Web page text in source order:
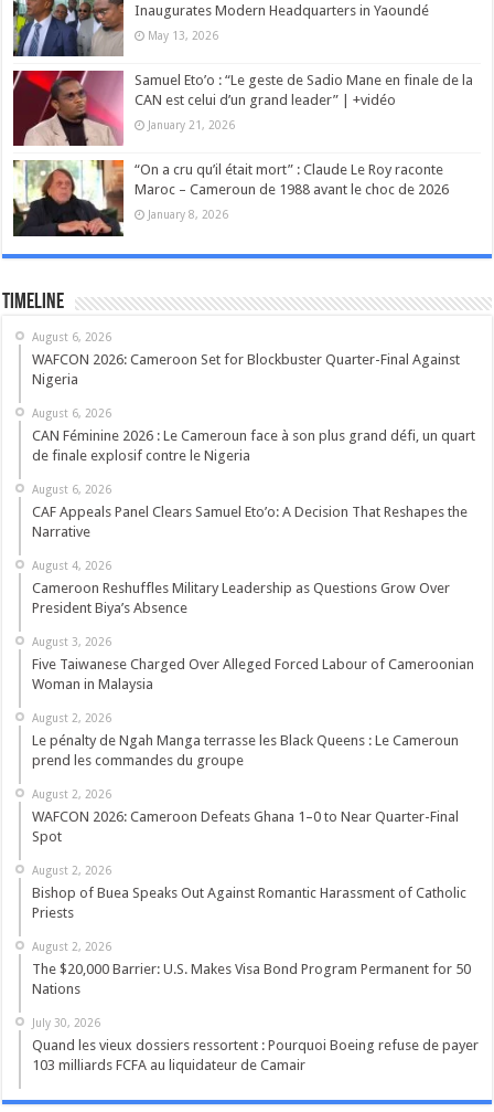
Inaugurates Modern Headquarters in Yaoundé
May 13, 2026
Samuel Eto’o : “Le geste de Sadio Mane en finale de la
CAN est celui d’un grand leader” | +vidéo
January 21, 2026
“On a cru qu’il était mort” : Claude Le Roy raconte
Maroc – Cameroun de 1988 avant le choc de 2026
January 8, 2026
Timeline
August 6, 2026
WAFCON 2026: Cameroon Set for Blockbuster Quarter-Final Against
Nigeria
August 6, 2026
CAN Féminine 2026 : Le Cameroun face à son plus grand défi, un quart
de finale explosif contre le Nigeria
August 6, 2026
CAF Appeals Panel Clears Samuel Eto’o: A Decision That Reshapes the
Narrative
August 4, 2026
Cameroon Reshuffles Military Leadership as Questions Grow Over
President Biya’s Absence
August 3, 2026
Five Taiwanese Charged Over Alleged Forced Labour of Cameroonian
Woman in Malaysia
August 2, 2026
Le pénalty de Ngah Manga terrasse les Black Queens : Le Cameroun
prend les commandes du groupe
August 2, 2026
WAFCON 2026: Cameroon Defeats Ghana 1–0 to Near Quarter-Final
Spot
August 2, 2026
Bishop of Buea Speaks Out Against Romantic Harassment of Catholic
Priests
August 2, 2026
The $20,000 Barrier: U.S. Makes Visa Bond Program Permanent for 50
Nations
July 30, 2026
Quand les vieux dossiers ressortent : Pourquoi Boeing refuse de payer
103 milliards FCFA au liquidateur de Camair